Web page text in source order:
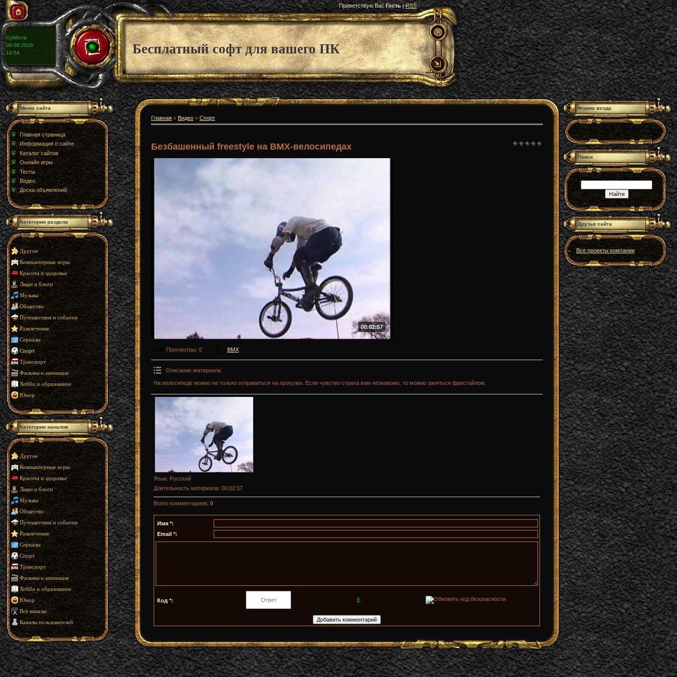
Приветствую Вас Гость|RSS
Суббота
08.08.2026
14:54
Бесплатный софт для вашего ПК
Меню сайта
Главная страница
Информация о сайте
Каталог сайтов
Онлайн игры
Тесты
Видео
Доска объявлений
Категории раздела
Другое
Компьютерные игры
Красота и здоровье
Люди и блоги
Музыка
Общество
Путешествия и события
Развлечения
Сериалы
Спорт
Транспорт
Фильмы и анимация
Хобби и образование
Юмор
Категории каналов
Другое
Компьютерные игры
Красота и здоровье
Люди и блоги
Музыка
Общество
Путешествия и события
Развлечения
Сериалы
Спорт
Транспорт
Фильмы и анимация
Хобби и образование
Юмор
Все каналы
Каналы пользователей
Главная » Видео » Спорт
Безбашенный freestyle на BMX-велосипедах
00:02:57
Просмотры: 0 BMX
Описание материала:
На велосипеде можно не только отправиться на прогулки. Если чувство страха вам незнакомо, то можно заняться фристайлом.
Язык: Русский
Длительность материала: 00:02:57
Всего комментариев: 0
Имя *:
Email *:
Код *:
Форма входа
Поиск
Друзья сайта
Все проекты компании